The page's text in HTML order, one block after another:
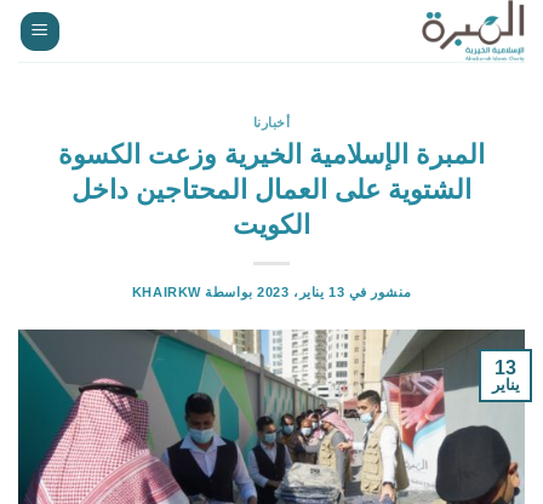
تخطي
للمحتوى
أخبارنا
المبرة الإسلامية الخيرية وزعت الكسوة
الشتوية على العمال المحتاجين داخل
الكويت
منشور في 13 يناير، 2023 بواسطةKHAIRKW
13
يناير